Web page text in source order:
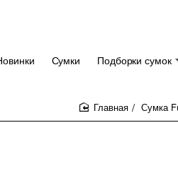
Сумки Подборки сумок
Сумка